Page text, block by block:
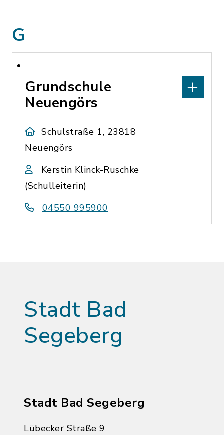
G
Grundschule
Neuengörs
Schulstraße 1, 23818
Neuengörs
Kerstin Klinck-Ruschke
(Schulleiterin)
04550 995900
Stadt Bad
Segeberg
Stadt Bad Segeberg
Lübecker Straße 9